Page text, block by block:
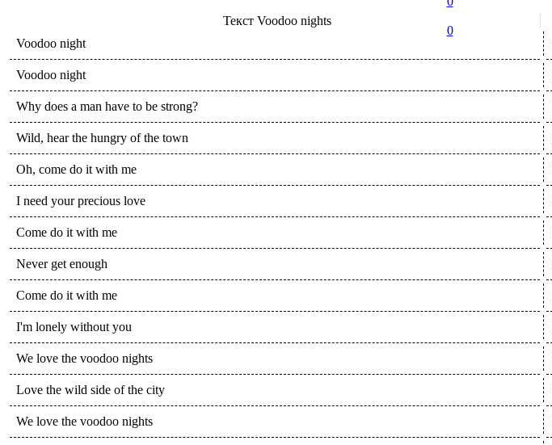
0
Текст Voodoo nights
Voodoo night
Voodoo night
Why does a man have to be strong?
Wild, hear the hungry of the town
Oh, come do it with me
I need your precious love
Come do it with me
Never get enough
Come do it with me
I'm lonely without you
We love the voodoo nights
Love the wild side of the city
We love the voodoo nights